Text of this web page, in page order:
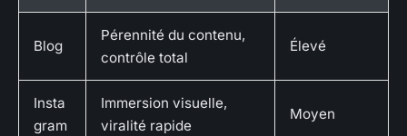
Blog
Pérennité du contenu,
contrôle total
Élevé
Insta
gram
Immersion visuelle,
viralité rapide
Moyen